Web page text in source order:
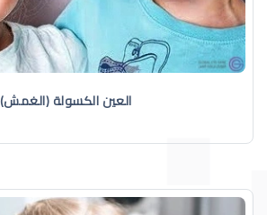
العين الكسولة (الغمش)